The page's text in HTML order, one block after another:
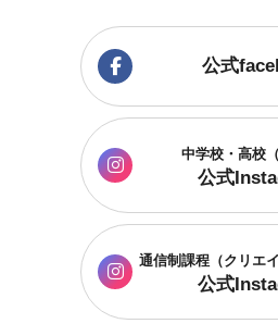
公式
中学校・高校
公式
通信制課程 （クリエ
公式